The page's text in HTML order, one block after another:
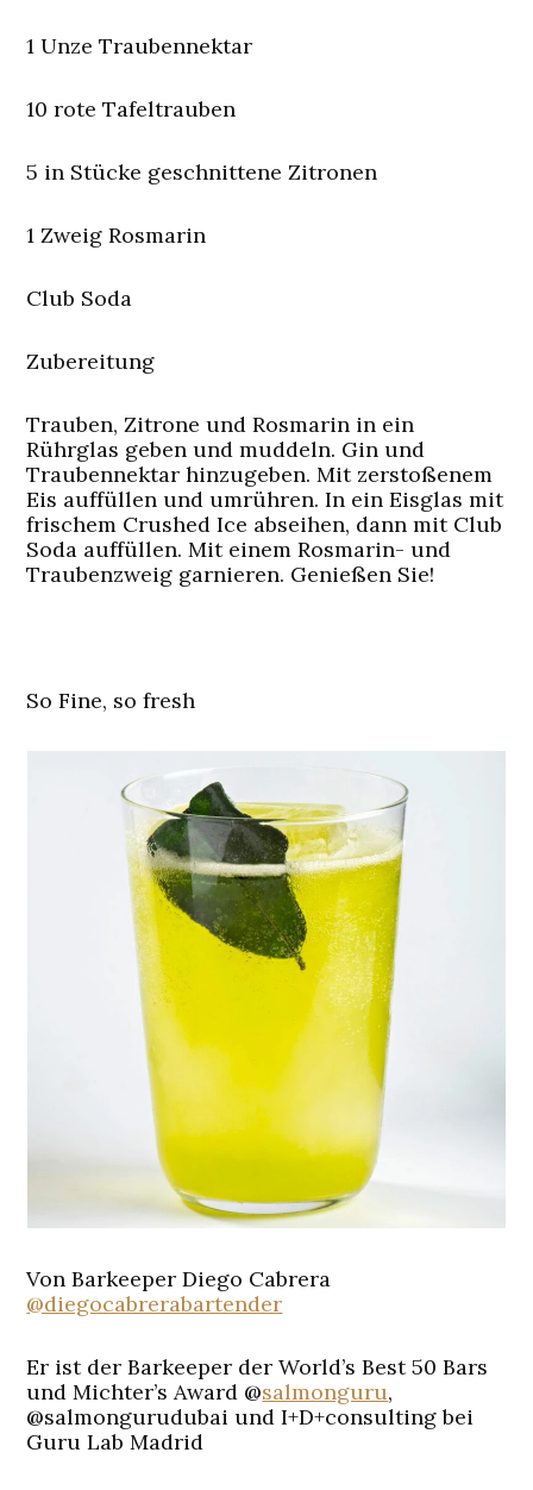
1 Unze Traubennektar
10 rote Tafeltrauben
5 in Stücke geschnittene Zitronen
1 Zweig Rosmarin
Club Soda
Zubereitung
Trauben, Zitrone und Rosmarin in ein
Rührglas geben und muddeln. Gin und
Traubennektar hinzugeben. Mit zerstoßenem
Eis auffüllen und umrühren. In ein Eisglas mit
frischem Crushed Ice abseihen, dann mit Club
Soda auffüllen. Mit einem Rosmarin- und
Traubenzweig garnieren. Genießen Sie!
So Fine, so fresh
Von Barkeeper Diego Cabrera
@diegocabrerabartender
Er ist der Barkeeper der World’s Best 50 Bars
und Michter’s Award @salmonguru,
@salmongurudubai und I+D+consulting bei
Guru Lab Madrid